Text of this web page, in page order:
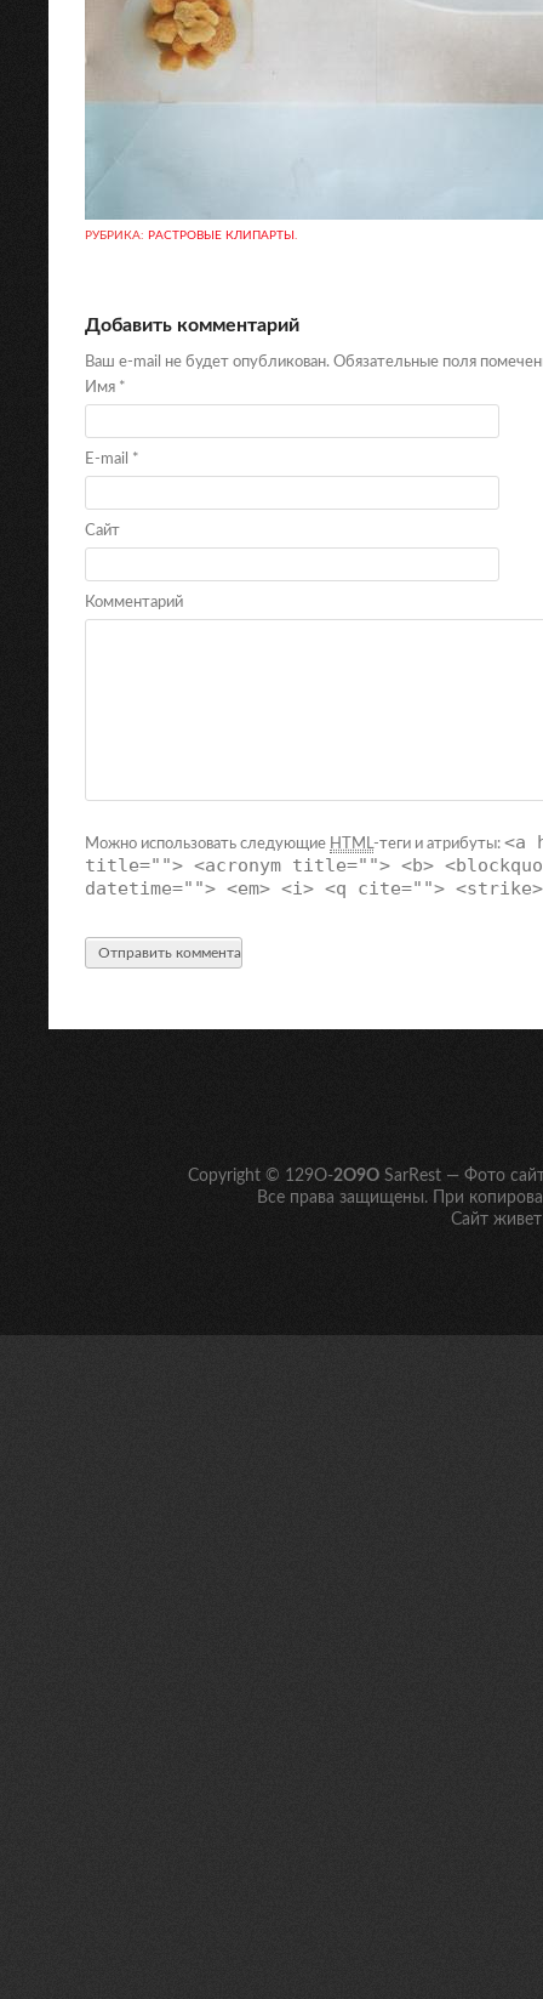
РУБРИКА: РАСТРОВЫЕ КЛИПАРТЫ
Добавить комментарий
Ваш e-mail не будет опубликован. Обязательные поля
Имя *
E-mail *
Сайт
Комментарий
Можно использовать следующие HTML -теги и атрибуты: <a
title=""> <acronym title=""> <b>
datetime=""> <em> <i> <q cite="">
Copyright © 129O-2O9O SarRest — Фото
Все права защищены. При
Сайт живет